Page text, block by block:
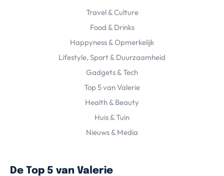
Travel & Culture
Food & Drinks
Happyness & Opmerkelijk
Lifestyle, Sport & Duurzaamheid
Gadgets & Tech
Top 5 van Valerie
Health & Beauty
Huis & Tuin
Nieuws & Media
De Top 5 van Valerie